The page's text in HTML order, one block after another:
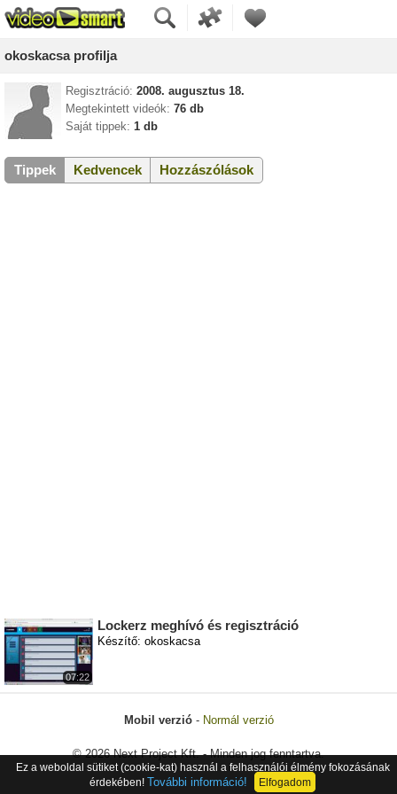
okoskacsa profilja
Regisztráció: 2008. augusztus 18.
Megtekintett videók: 76 db
Saját tippek: 1 db
Tippek Kedvencek Hozzászólások
07:22
Lockerz meghívó és regisztráció
Készítő: okoskacsa
Mobil verzió- Normál verzió
© 2026 Next Project Kft. - Minden jog fenntartva.
Ez a weboldal sütiket (cookie-kat) használ a felhasználói élmény fokozásának
érdekében! További információ! Elfogadom